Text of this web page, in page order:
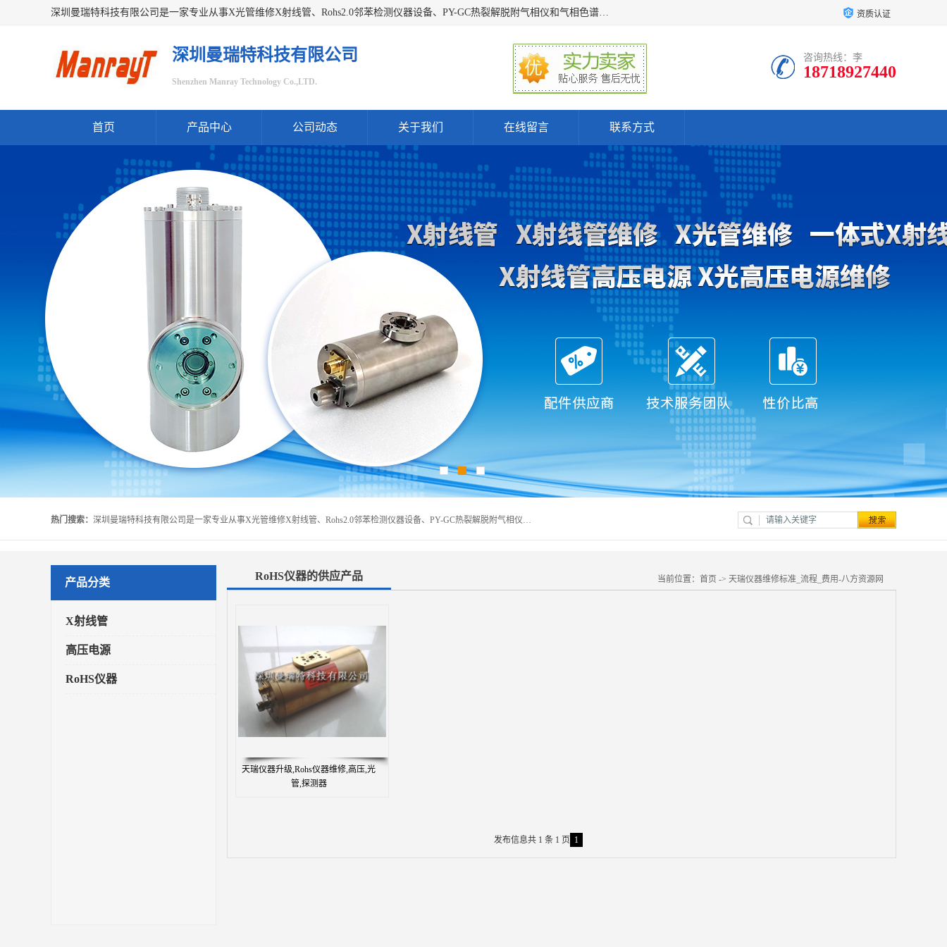
深圳曼瑞特科技有限公司是一家专业从事X光管维修X射线管、Rohs2.0邻苯检测仪器设备、PY-GC热裂解脱附气相仪和气相色谱光谱仪器、天瑞仪器探测器、高压电源等产品的维修出租的企业。本公司以客户至上为宗旨，以专注、专一、专业的精神为您提供安全、经济的技术服务。 资质认证
深圳曼瑞特科技有限公司
Shenzhen Manray Technology Co.,LTD.
咨询热线：李
18718927440
首页 产品中心 公司动态 关于我们 在线留言 联系方式
热门搜索： 深圳曼瑞特科技有限公司是一家专业从事X光管维修X射线管、Rohs2.0邻苯检测仪器设备、PY-GC热裂解脱附气相仪和气相色谱光谱仪器、天瑞仪器探测器、高压电源等产品的维修出租的企业。本公司以客户至上为宗旨，以专注、专一、专业的精神为您提供安全、经济的技术服务。
产品分类
X射线管
高压电源
RoHS仪器
RoHS仪器的供应产品 当前位置： 首页 -> 天瑞仪器维修标准_流程_费用-八方资源网
天瑞仪器升级,Rohs仪器维修,高压,光
管,探测器
发布信息共 1 条 1 页 1